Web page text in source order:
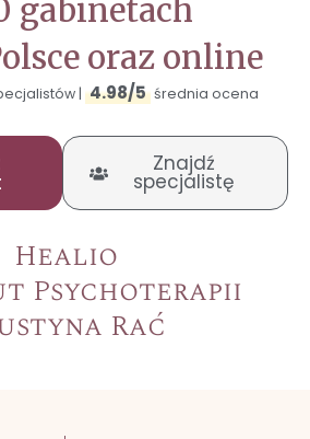
Healio
Psychoterapii
Rać
gabinetach
oraz online
| 4.98/5 średnia ocena
Znajdź
specjalistę